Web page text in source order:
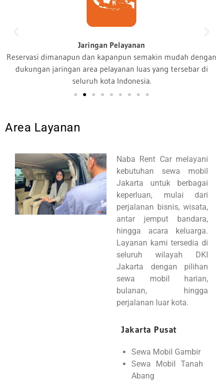
Jaringan Pelayanan
Reservasi dimanapun dan kapanpun semakin mudah dengan
dukungan jaringan area pelayanan luas yang tersebar di
seluruh kota Indonesia.
Area Layanan
Naba Rent Car melayani
kebutuhan sewa mobil
Jakarta untuk berbagai
keperluan, mulai dari
perjalanan bisnis, wisata,
antar jemput bandara,
hingga acara keluarga.
Layanan kami tersedia di
seluruh wilayah DKI
Jakarta dengan pilihan
sewa mobil harian,
bulanan, hingga
perjalanan luar kota.
Jakarta Pusat
Sewa Mobil Gambir
Sewa Mobil Tanah
Abang